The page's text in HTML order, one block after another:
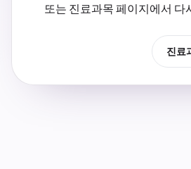
또는 진료과목 페이지에서 다
진료